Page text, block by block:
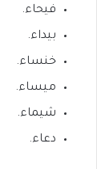
فيحاء.
بيداء.
خنساء.
ميساء.
شيماء.
دعاء.